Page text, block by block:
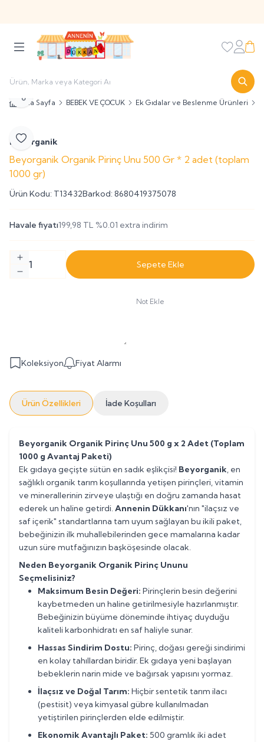
Favorilerim
Ana Sayfa BEBEK VE ÇOCUK Ek Gıdalar ve Beslenme Ürünleri
Favoriye Ekle
Paylaş
Beyorganik
Beyorganik Organik Pirinç Unu 500 Gr * 2 adet (toplam
1000 gr)
Ürün Kodu: T13432Barkod: 8680419375078
Havale fiyatı199,98 TL %0.01 extra indirim
Sepete Ekle
Not Ekle
Koleksiyon Fiyat Alarmı
Ürün Özellikleri İade Koşulları
Beyorganik Organik Pirinç Unu 500 g x 2 Adet (Toplam
1000 g Avantaj Paketi)
Ek gıdaya geçişte sütün en sadık eşlikçisi! Beyorganik, en
sağlıklı organik tarım koşullarında yetişen pirinçleri, vitamin
ve minerallerinin zirveye ulaştığı en doğru zamanda hasat
ederek un haline getirdi.Annenin Dükkanı'nın "ilaçsız ve
saf içerik" standartlarına tam uyum sağlayan bu ikili paket,
bebeğinizin ilk muhallebilerinden gece mamalarına kadar
uzun süre mutfağınızın başköşesinde olacak.
Neden Beyorganik Organik Pirinç Ununu
Seçmelisiniz?
Maksimum Besin Değeri: Pirinçlerin besin değerini
kaybetmeden un haline getirilmesiyle hazırlanmıştır.
Bebeğinizin büyüme döneminde ihtiyaç duyduğu
kaliteli karbonhidratı en saf haliyle sunar.
Hassas Sindirim Dostu: Pirinç, doğası gereği sindirimi
en kolay tahıllardan biridir. Ek gıdaya yeni başlayan
bebeklerin narin mide ve bağırsak yapısını yormaz.
İlaçsız ve Doğal Tarım: Hiçbir sentetik tarım ilacı
(pestisit) veya kimyasal gübre kullanılmadan
yetiştirilen pirinçlerden elde edilmiştir.
Ekonomik Avantajlı Paket: 500 gramlık iki adet